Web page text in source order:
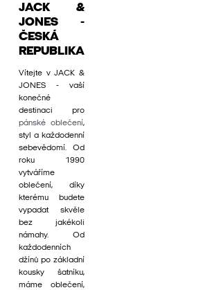
JACK &
JONES -
ČESKÁ
REPUBLIKA
Vítejte v JACK &
JONES - vaší
konečné
destinaci pro
pánské oblečení,
styl a každodenní
sebevědomí. Od
roku 1990
vytváříme
oblečení, díky
kterému budete
vypadat skvěle
bez jakékoli
námahy. Od
každodenních
džínů po základní
kousky šatníku,
máme oblečení,